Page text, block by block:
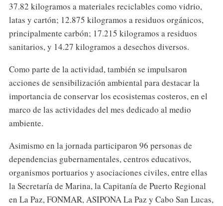
37.82 kilogramos a materiales reciclables como vidrio,
latas y cartón; 12.875 kilogramos a residuos orgánicos,
principalmente carbón; 17.215 kilogramos a residuos
sanitarios, y 14.27 kilogramos a desechos diversos.
Como parte de la actividad, también se impulsaron
acciones de sensibilización ambiental para destacar la
importancia de conservar los ecosistemas costeros, en el
marco de las actividades del mes dedicado al medio
ambiente.
Asimismo en la jornada participaron 96 personas de
dependencias gubernamentales, centros educativos,
organismos portuarios y asociaciones civiles, entre ellas
la Secretaría de Marina, la Capitanía de Puerto Regional
en La Paz, FONMAR, ASIPONA La Paz y Cabo San Lucas,